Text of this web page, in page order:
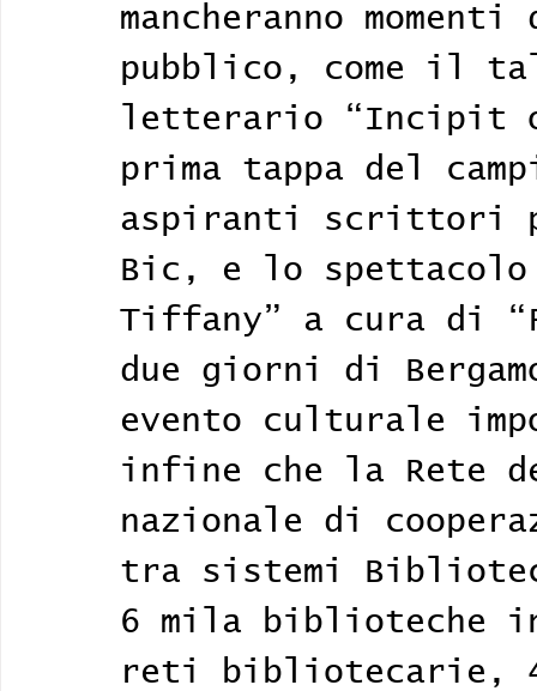
mancheranno
pubblico, come il
letterario “Incipit
prima tappa del
aspiranti scrittori
Bic, e lo spettacolo
Tiffany” a cura di
due giorni di
evento culturale
infine che la Rete
nazionale di
tra sistemi
6 mila
reti bibliotecarie,